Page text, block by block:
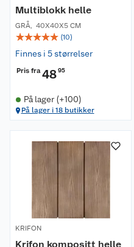
Multiblokk helle
GRÅ, 40X40X5 CM
☆☆☆☆☆ (10)
Finnes i 5 størrelser
Pris fra4895
På lager (+100)
På lager i 18 butikker
KRIFON
Krifon kompositt helle